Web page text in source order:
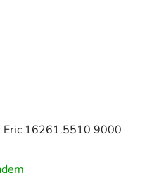
Eric 16261.5510 9000